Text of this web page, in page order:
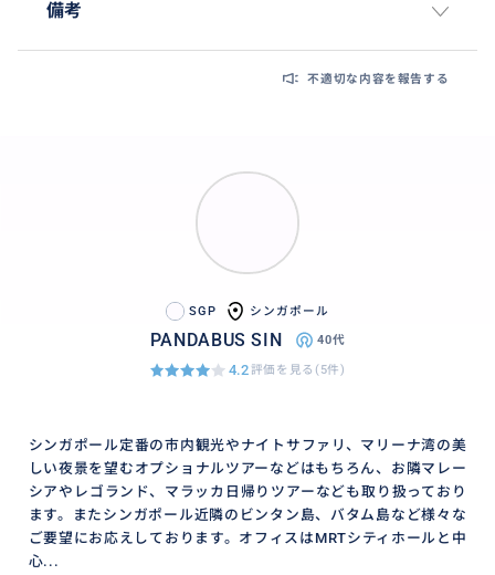
備考
不適切な内容を報告する
SGP シンガポール
PANDABUS SIN 40代
4.2評価を見る(5件)
シンガポール定番の市内観光やナイトサファリ、マリーナ湾の美
しい夜景を望むオプショナルツアーなどはもちろん、お隣マレー
シアやレゴランド、マラッカ日帰りツアーなども取り扱っており
ます。またシンガポール近隣のビンタン島、バタム島など様々な
ご要望にお応えしております。オフィスはMRTシティホールと中
心...